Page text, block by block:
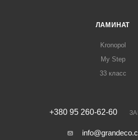
ЛАМИНАТ
Kronopol
My Step
33 класс
+380 95 260-62-60